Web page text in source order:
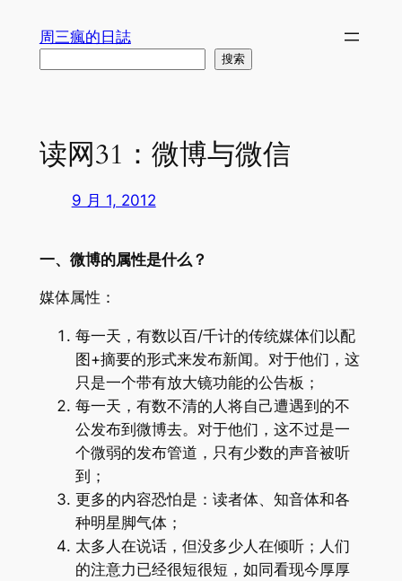
周三瘋的日誌
搜索
读网31：微博与微信
9 月 1, 2012
一、微博的属性是什么？
媒体属性：
每一天，有数以百/千计的传统媒体们以配
图+摘要的形式来发布新闻。对于他们，这
只是一个带有放大镜功能的公告板；
每一天，有数不清的人将自己遭遇到的不
公发布到微博去。对于他们，这不过是一
个微弱的发布管道，只有少数的声音被听
到；
更多的内容恐怕是：读者体、知音体和各
种明星脚气体；
太多人在说话，但没多少人在倾听；人们
的注意力已经很短很短，如同看现今厚厚